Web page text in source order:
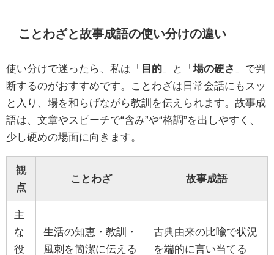
ことわざと故事成語の使い分けの違い
使い分けで迷ったら、私は「 目的 」と「 場の硬さ 」で判
断するのがおすすめです。ことわざは日常会話にもスッ
と入り、場を和らげながら教訓を伝えられます。故事成
語は、文章やスピーチで“含み”や“格調”を出しやすく、
少し硬めの場面に向きます。
観
点
ことわざ 故事成語
主
な
役
生活の知恵・教訓・
風刺を簡潔に伝える
古典由来の比喩で状況
を端的に言い当てる